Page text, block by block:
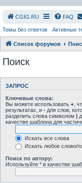
СGIG.RU FAQ
Темы без ответов Активные
Список форумов
Поиск
ЗАПРОС
Ключевые слова:
Вы можете использовать + ,
результатах, и - для слов,
разделить слова символом |
качестве шаблона для
Искать все слова
Искать любое слово/
Поиск по автору:
Используйте * в качестве